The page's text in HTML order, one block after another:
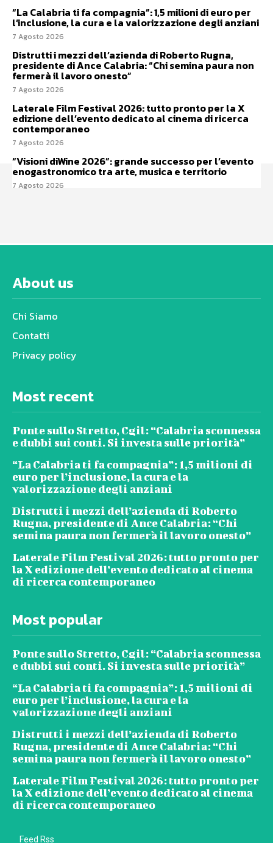
“La Calabria ti fa compagnia”: 1,5 milioni di euro per
l’inclusione, la cura e la valorizzazione degli anziani
7 Agosto 2026
Distrutti i mezzi dell’azienda di Roberto Rugna,
presidente di Ance Calabria: “Chi semina paura non
fermerà il lavoro onesto”
7 Agosto 2026
Laterale Film Festival 2026: tutto pronto per la X
edizione dell’evento dedicato al cinema di ricerca
contemporaneo
7 Agosto 2026
“Visioni diWine 2026”: grande successo per l’evento
enogastronomico tra arte, musica e territorio
7 Agosto 2026
About us
Chi Siamo
Contatti
Privacy policy
Most recent
Ponte sullo Stretto, Cgil: “Calabria sconnessa
e dubbi sui conti. Si investa sulle priorità”
“La Calabria ti fa compagnia”: 1,5 milioni di
euro per l’inclusione, la cura e la
valorizzazione degli anziani
Distrutti i mezzi dell’azienda di Roberto
Rugna, presidente di Ance Calabria: “Chi
semina paura non fermerà il lavoro onesto”
Laterale Film Festival 2026: tutto pronto per
la X edizione dell’evento dedicato al cinema
di ricerca contemporaneo
Most popular
Ponte sullo Stretto, Cgil: “Calabria sconnessa
e dubbi sui conti. Si investa sulle priorità”
“La Calabria ti fa compagnia”: 1,5 milioni di
euro per l’inclusione, la cura e la
valorizzazione degli anziani
Distrutti i mezzi dell’azienda di Roberto
Rugna, presidente di Ance Calabria: “Chi
semina paura non fermerà il lavoro onesto”
Laterale Film Festival 2026: tutto pronto per
la X edizione dell’evento dedicato al cinema
di ricerca contemporaneo
Feed Rss